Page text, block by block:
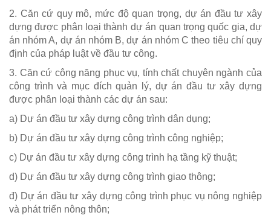
2. Căn cứ quy mô, mức độ quan trọng, dự án đầu tư xây
dựng được phân loại thành dự án quan trọng quốc gia, dự
án nhóm A, dự án nhóm B, dự án nhóm C theo tiêu chí quy
định của pháp luật về đầu tư công.
3. Căn cứ công năng phục vụ, tính chất chuyên ngành của
công trình và mục đích quản lý, dự án đầu tư xây dựng
được phân loại thành các dự án sau:
a) Dự án đầu tư xây dựng công trình dân dụng;
b) Dự án đầu tư xây dựng công trình công nghiệp;
c) Dự án đầu tư xây dựng công trình hạ tầng kỹ thuật;
d) Dự án đầu tư xây dựng công trình giao thông;
đ) Dự án đầu tư xây dựng công trình phục vụ nông nghiệp
và phát triển nông thôn;